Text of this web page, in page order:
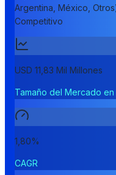
Argentina, México,
Competitivo
USD 11,83 Mil Millones
Tamaño del Mercado en
1,80%
CAGR